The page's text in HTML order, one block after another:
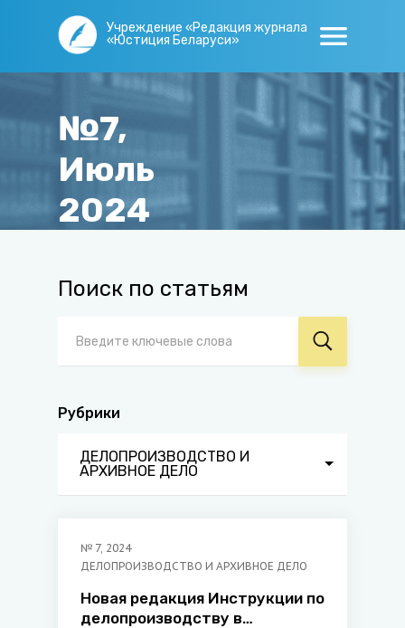
Учреждение «Редакция журнала
«Юстиция Беларуси»
№7,
Июль
2024
Поиск по статьям
Рубрики
ДЕЛОПРОИЗВОДСТВО И
АРХИВНОЕ ДЕЛО
№ 7, 2024
ДЕЛОПРОИЗВОДСТВО И АРХИВНОЕ ДЕЛО
Новая редакция Инструкции по
делопроизводству в